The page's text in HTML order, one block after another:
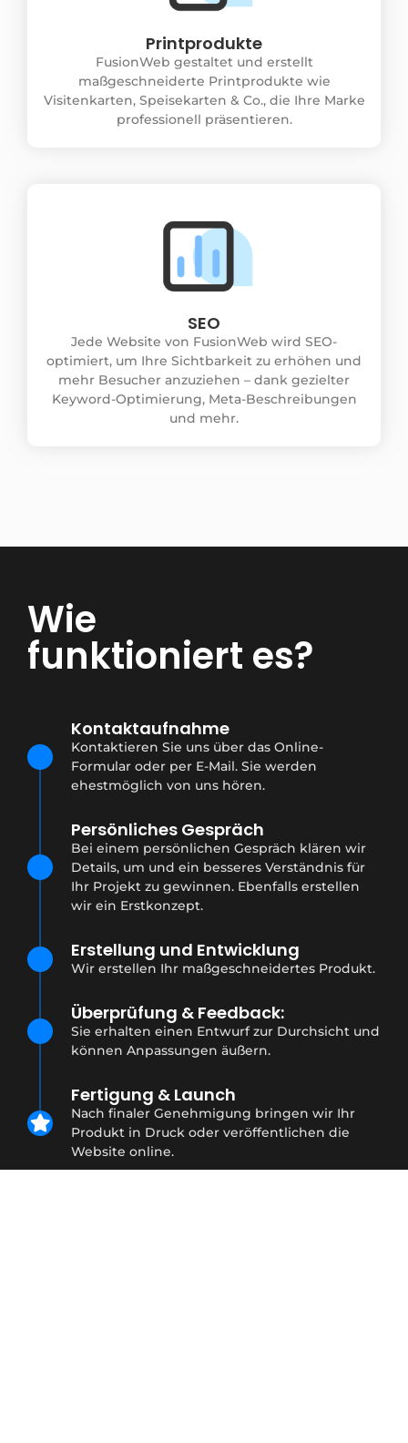
Printprodukte
FusionWeb gestaltet und erstellt
maßgeschneiderte Printprodukte wie
Visitenkarten, Speisekarten & Co., die Ihre Marke
professionell präsentieren.
SEO
Jede Website von FusionWeb wird SEO-
optimiert, um Ihre Sichtbarkeit zu erhöhen und
mehr Besucher anzuziehen – dank gezielter
Keyword-Optimierung, Meta-Beschreibungen
und mehr.
Wie
funktioniert es?
Kontaktaufnahme
Kontaktieren Sie uns über das Online-
Formular oder per E-Mail. Sie werden
ehestmöglich von uns hören.
Persönliches Gespräch
Bei einem persönlichen Gespräch klären wir
Details, um und ein besseres Verständnis für
Ihr Projekt zu gewinnen. Ebenfalls erstellen
wir ein Erstkonzept.
Erstellung und Entwicklung
Wir erstellen Ihr maßgeschneidertes Produkt.
Überprüfung & Feedback:
Sie erhalten einen Entwurf zur Durchsicht und
können Anpassungen äußern.
Fertigung & Launch
Nach finaler Genehmigung bringen wir Ihr
Produkt in Druck oder veröffentlichen die
Website online.